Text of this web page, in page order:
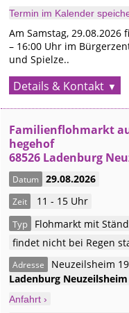
Termin im Kalender
Am Samstag, 29.08.2026
– 16:00 Uhr im
und Spielze..
Details & Kontakt
Familienflohmarkt
hegehof
68526 Ladenburg
Datum 29.08.2026
Zeit 11 - 15 Uhr
Typ
Flohmarkt mit
findet nicht bei Regen
Adresse Neuzeilsheim 19
Ladenburg Neuzeilsheim
Anfahrt ›